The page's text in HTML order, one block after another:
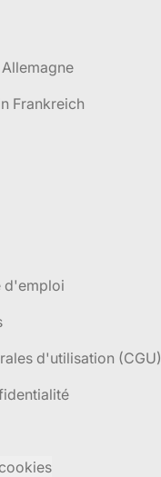
Frankreich
d'emploi
d'utilisation (CGU)